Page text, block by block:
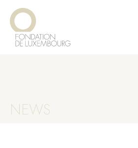
Aller
contenu
principal
NEWS
Panneau de gestion des cookies